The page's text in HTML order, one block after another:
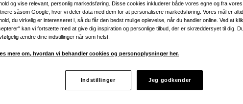
Weblager
På lager
København: Vis lagersaldo
Optag film i 360° med 8K-opløsning
Ekstremt effektiv stabilisering
og vise relevant, personlig markedsføring. Disse cookies inkluderer både vores egne og fra
såsom Google, hvor vi deler data med dem for at personalisere markedsføring. Vores mål er
du virkelig er interesseret i, så du får den bedst mulige oplevelse, når du handler online. Ved at
kan vi fortsætte med at give dig inspiration og personlige tilbud, der er skræddersyet til dig.
ændre dine indstillinger når som helst.
mere om, hvordan vi behandler cookies og personoplysninger her.
Indstillinger Jeg godkender